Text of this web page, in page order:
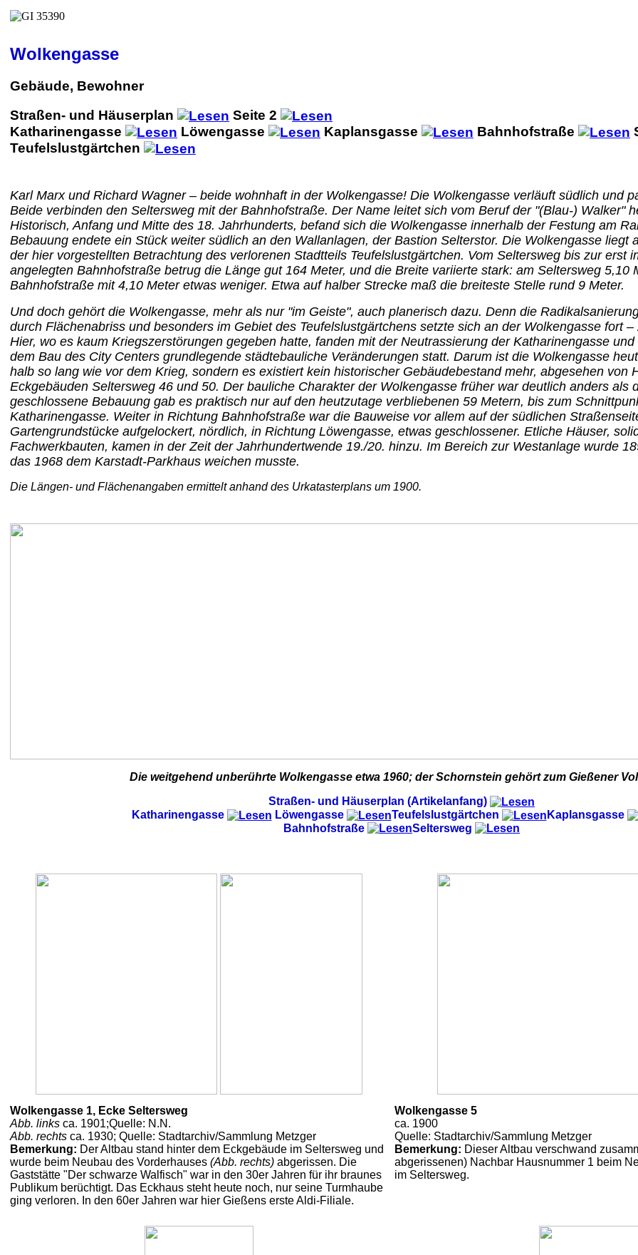
Wolkengasse
Gebäude, Bewohner
Straßen- und Häuserplan
Seite 2
Katharinengasse
Löwengasse Kaplansgasse Bahnhofstraße
Teufelslustgärtchen
Karl Marx und Richard Wagner – beide wohnhaft in der Wolkengasse! Die Wolkengasse verläuft südlich und
Beide verbinden den Seltersweg mit der Bahnhofstraße. Der Name leitet sich vom Beruf der "(Blau-) Walker"
Historisch, Anfang und Mitte des 18. Jahrhunderts, befand sich die Wolkengasse innerhalb der Festung am
Bebauung endete ein Stück weiter südlich an den Wallanlagen, der Bastion Selterstor. Die Wolkengasse liegt
der hier vorgestellten Betrachtung des verlorenen Stadtteils Teufelslustgärtchen. Vom Seltersweg bis zur erst
angelegten Bahnhofstraße betrug die Länge gut 164 Meter, und die Breite variierte stark: am Seltersweg 5,10
Bahnhofstraße mit 4,10 Meter etwas weniger. Etwa auf halber Strecke maß die breiteste Stelle rund 9 Meter.
Und doch gehört die Wolkengasse, mehr als nur "im Geiste", auch planerisch dazu. Denn die
durch Flächenabriss und besonders im Gebiet des Teufelslustgärtchens setzte sich an der Wolkengasse fort
Hier, wo es kaum Kriegszerstörungen gegeben hatte, fanden mit der Neutrassierung der Katharinengasse
dem Bau des City Centers grundlegende städtebauliche Veränderungen statt. Darum ist die Wolkengasse
halb so lang wie vor dem Krieg, sondern es existiert kein historischer Gebäudebestand mehr, abgesehen von
Eckgebäuden Seltersweg 46 und 50. Der bauliche Charakter der Wolkengasse früher war deutlich anders als
geschlossene Bebauung gab es praktisch nur auf den heutzutage verbliebenen 59 Metern, bis zum
Katharinengasse. Weiter in Richtung Bahnhofstraße war die Bauweise vor allem auf der südlichen
Gartengrundstücke aufgelockert, nördlich, in Richtung Löwengasse, etwas geschlossener. Etliche Häuser,
Fachwerkbauten, kamen in der Zeit der Jahrhundertwende 19./20. hinzu. Im Bereich zur Westanlage wurde
das 1968 dem Karstadt-Parkhaus weichen musste.
Die Längen- und Flächenangaben ermittelt anhand des Urkatasterplans um 1900.
Die weitgehend unberührte Wolkengasse etwa 1960; der Schornstein gehört zum Gießener
Straßen- und Häuserplan (Artikelanfang)
Katharinengasse
Löwengasse Teufelslustgärtchen
Kaplansgasse
Bahnhofstraße
Seltersweg
Wolkengasse 1, Ecke Seltersweg
Abb. links ca. 1901;Quelle: N.N.
Abb. rechts ca. 1930; Quelle: Stadtarchiv/Sammlung Metzger
Bemerkung: Der Altbau stand hinter dem Eckgebäude im Seltersweg und
wurde beim Neubau des Vorderhauses (Abb. rechts) abgerissen. Die
Gaststätte "Der schwarze Walfisch" war in den 30er Jahren für ihr braunes
Publikum berüchtigt. Das Eckhaus steht heute noch, nur seine Turmhaube
ging verloren. In den 60er Jahren war hier Gießens erste Aldi-Filiale.
Wolkengasse 5
ca. 1900
Quelle: Stadtarchiv/Sammlung Metzger
Bemerkung: Dieser Altbau verschwand
abgerissenen) Nachbar Hausnummer 1 beim
im Seltersweg.